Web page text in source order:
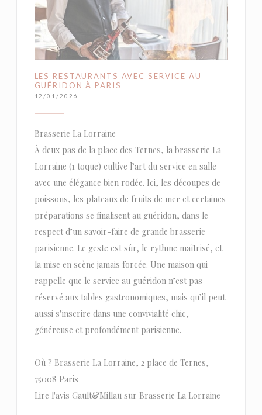
LES RESTAURANTS AVEC SERVICE AU
GUÉRIDON À PARIS
12/01/2026
Brasserie La Lorraine
À deux pas de la place des Ternes, la brasserie La
Lorraine (1 toque) cultive l’art du service en salle
avec une élégance bien rodée. Ici, les découpes de
poissons, les plateaux de fruits de mer et certaines
préparations se finalisent au guéridon, dans le
respect d’un savoir-faire de grande brasserie
parisienne. Le geste est sûr, le rythme maîtrisé, et
la mise en scène jamais forcée. Une maison qui
rappelle que le service au guéridon n’est pas
réservé aux tables gastronomiques, mais qu’il peut
aussi s’inscrire dans une convivialité chic,
généreuse et profondément parisienne.
Où ? Brasserie La Lorraine, 2 place de Ternes,
75008 Paris
Lire l'avis Gault&Millau sur Brasserie La Lorraine